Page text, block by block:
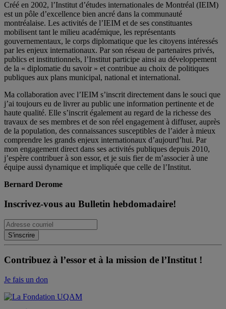
Créé en 2002, l’Institut d’études internationales de Montréal (IEIM)
est un pôle d’excellence bien ancré dans la communauté
montréalaise. Les activités de l’IEIM et de ses constituantes
mobilisent tant le milieu académique, les représentants
gouvernementaux, le corps diplomatique que les citoyens intéressés
par les enjeux internationaux. Par son réseau de partenaires privés,
publics et institutionnels, l’Institut participe ainsi au développement
de la « diplomatie du savoir » et contribue au choix de politiques
publiques aux plans municipal, national et international.
Ma collaboration avec l’IEIM s’inscrit directement dans le souci que
j’ai toujours eu de livrer au public une information pertinente et de
haute qualité. Elle s’inscrit également au regard de la richesse des
travaux de ses membres et de son réel engagement à diffuser, auprès
de la population, des connaissances susceptibles de l’aider à mieux
comprendre les grands enjeux internationaux d’aujourd’hui. Par
mon engagement direct dans ses activités publiques depuis 2010,
j’espère contribuer à son essor, et je suis fier de m’associer à une
équipe aussi dynamique et impliquée que celle de l’Institut.
Bernard Derome
Inscrivez-vous au Bulletin hebdomadaire!
Contribuez à l’essor et à la mission de l’Institut !
Je fais un don